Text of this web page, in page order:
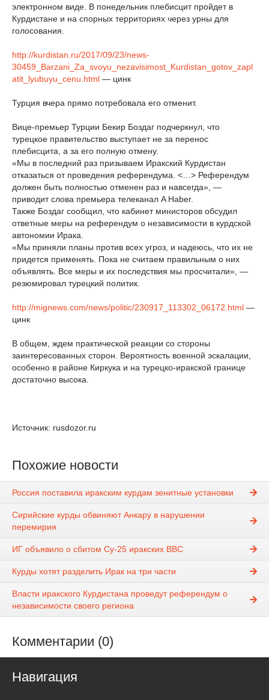
электронном виде. В понедельник плебисцит пройдет в
Курдистане и на спорных территориях через урны для
голосования.
http://kurdistan.ru/2017/09/23/news-
30459_Barzani_Za_svoyu_nezavisimost_Kurdistan_gotov_zapl
atit_lyubuyu_cenu.html — цинк
Турция вчера прямо потребовала его отменит.
Вице-премьер Турции Бекир Боздаг подчеркнул, что
турецкое правительство выступает не за перенос
плебисцита, а за его полную отмену.
«Мы в последний раз призываем Иракский Курдистан
отказаться от проведения референдума. <…> Референдум
должен быть полностью отменен раз и навсегда», —
приводит слова премьера телеканал A Haber.
Также Боздаг сообщил, что кабинет министоров обсудил
ответные меры на референдум о независимости в курдской
автономии Ирака.
«Мы приняли планы против всех угроз, и надеюсь, что их не
придется применять. Пока не считаем правильным о них
объявлять. Все меры и их последствия мы просчитали», —
резюмировал турецкий политик.
http://mignews.com/news/politic/230917_113302_06172.html —
цинк
В общем, ждем практической реакции со стороны
заинтересованных сторон. Вероятность военной эскалации,
особенно в районе Киркука и на турецко-иракской границе
достаточно высока.
Источник: rusdozor.ru
Похожие новости
Россия поставила иракским курдам зенитные установки
Сирийские курды обвиняют Анкару в нарушении
перемирия
ИГ объявило о сбитом Су-25 иракских ВВС
Курды хотят разделить Ирак на три части
Власти иракского Курдистана проведут референдум о
независимости своего региона
Комментарии (0)
Навигация